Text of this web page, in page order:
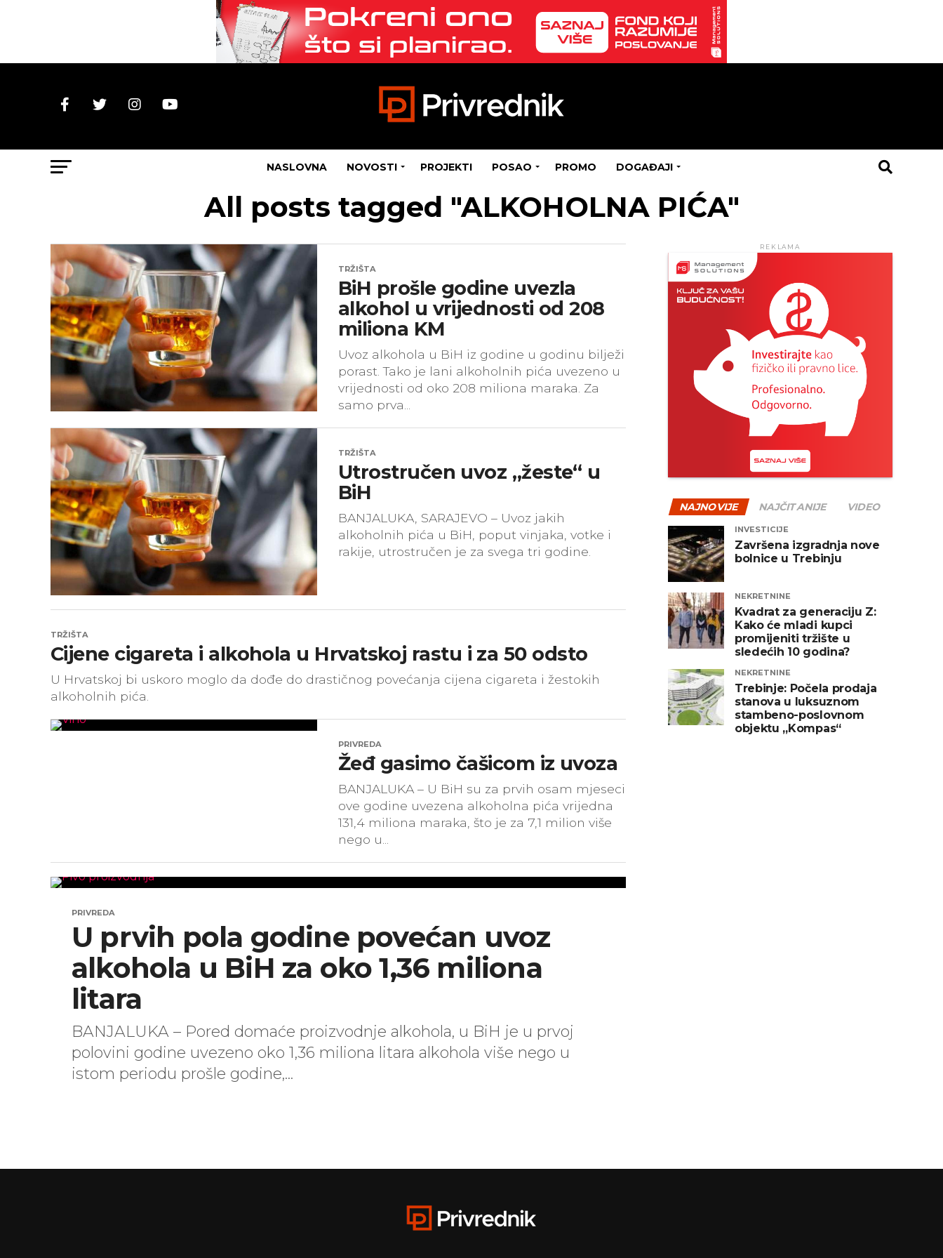
NASLOVNA NOVOSTI PROJEKTI POSAO PROMO DOGAĐAJI
All posts tagged "ALKOHOLNA PIĆA"
TRŽIŠTA
BiH prošle godine uvezla
alkohol u vrijednosti od 208
miliona KM
Uvoz alkohola u BiH iz godine u godinu bilježi
porast. Tako je lani alkoholnih pića uvezeno u
vrijednosti od oko 208 miliona maraka. Za
samo prva...
TRŽIŠTA
Utrostručen uvoz „žeste“ u
BiH
BANJALUKA, SARAJEVO – Uvoz jakih
alkoholnih pića u BiH, poput vinjaka, votke i
rakije, utrostručen je za svega tri godine.
TRŽIŠTA
Cijene cigareta i alkohola u Hrvatskoj rastu i za 50 odsto
U Hrvatskoj bi uskoro moglo da dođe do drastičnog povećanja cijena cigareta i žestokih
alkoholnih pića.
PRIVREDA
Žeđ gasimo čašicom iz uvoza
BANJALUKA – U BiH su za prvih osam mjeseci
ove godine uvezena alkoholna pića vrijedna
131,4 miliona maraka, što je za 7,1 milion više
nego u...
PRIVREDA
U prvih pola godine povećan uvoz
alkohola u BiH za oko 1,36 miliona
litara
BANJALUKA – Pored domaće proizvodnje alkohola, u BiH je u prvoj
polovini godine uvezeno oko 1,36 miliona litara alkohola više nego u
istom periodu prošle godine,...
REKLAMA
NAJNOVIJE NAJČITANIJE VIDEO
INVESTICIJE
Završena izgradnja nove
bolnice u Trebinju
NEKRETNINE
Kvadrat za generaciju Z:
Kako će mladi kupci
promijeniti tržište u
sledećih 10 godina?
NEKRETNINE
Trebinje: Počela prodaja
stanova u luksuznom
stambeno-poslovnom
objektu „Kompas“